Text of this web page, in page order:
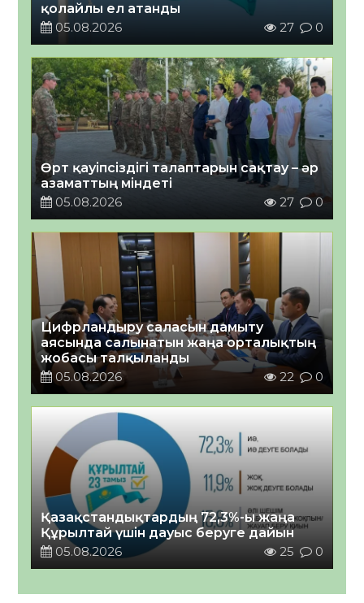
қолайлы ел атанды
05.08.2026
27 0
Өрт қауіпсіздігі талаптарын сақтау – әр
азаматтың міндеті
05.08.2026
27 0
Цифрландыру саласын дамыту
аясында салынатын жаңа орталықтың
жобасы талқыланды
05.08.2026
22 0
Қазақстандықтардың 72,3%-ы жаңа
Құрылтай үшін дауыс беруге дайын
05.08.2026
25 0